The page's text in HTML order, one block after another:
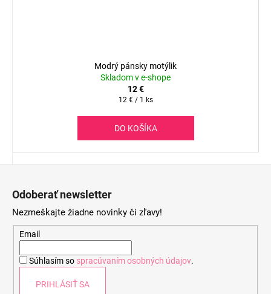
Modrý pánsky motýlik
Skladom v e-shope
12 €
Jednotková
12 € / 1 ks
DO KOŠÍKA
Odoberať newsletter
Nezmeškajte žiadne novinky či zľavy!
Email
Súhlasím so spracúvaním osobných údajov.
PRIHLÁSIŤ SA